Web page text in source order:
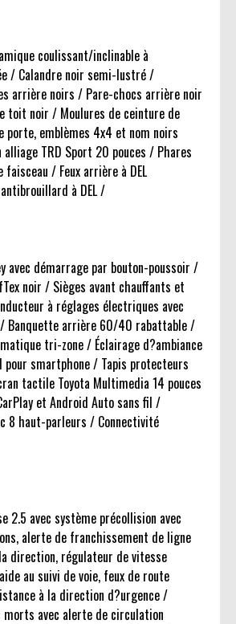
coulissant/inclinable à
/ Calandre noir semi-lustré /
arrière noirs / Pare-chocs arrière noir
toit noir / Moulures de ceinture de
porte, emblèmes 4x4 et nom noirs
TRD Sport 20 pouces / Phares
faisceau / Feux arrière à DEL
à DEL /
avec démarrage par bouton-poussoir /
noir / Sièges avant chauffants et
à réglages électriques avec
Banquette arrière 60/40 rabattable /
tri-zone / Éclairage d?ambiance
smartphone / Tapis protecteurs
tactile Toyota Multimedia 14 pouces
et Android Auto sans fil /
8 haut-parleurs / Connectivité
2.5 avec système précollision avec
alerte de franchissement de ligne
direction, régulateur de vitesse
au suivi de voie, feux de route
à la direction d?urgence /
morts avec alerte de circulation